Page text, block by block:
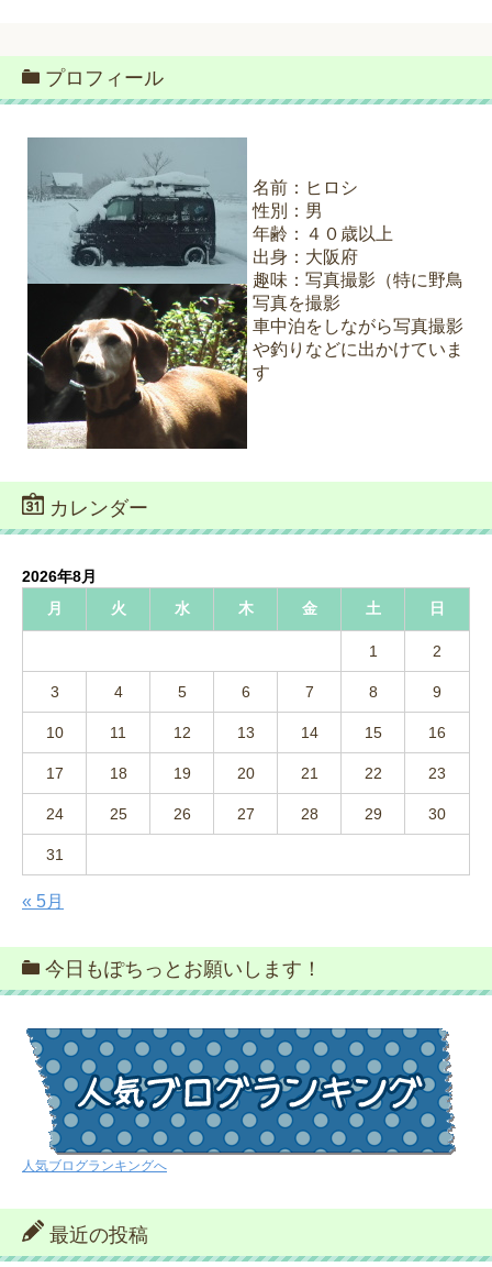
プロフィール
名前：ヒロシ
性別：男
年齢：４０歳以上
出身：大阪府
趣味：写真撮影（特に野鳥
写真を撮影
車中泊をしながら写真撮影
や釣りなどに出かけていま
す
カレンダー
2026年8月
月
火 水 木 金 土 日
1 2
3 4 5 6 7 8 9
10 11 12 13 14 15 16
17 18 19 20 21 22 23
24 25 26 27 28 29 30
31
« 5月
今日もぽちっとお願いします！
人気ブログランキングへ
最近の投稿